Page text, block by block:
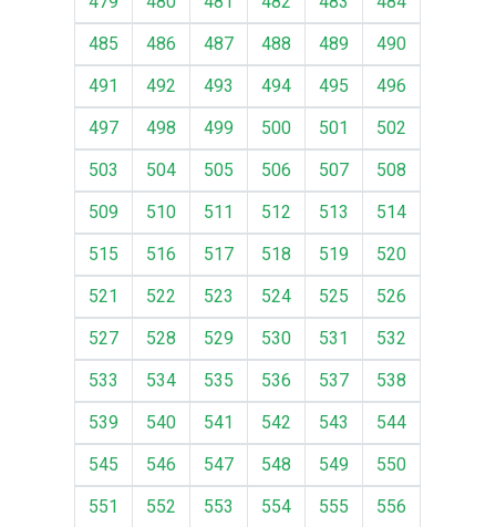
485
486 487 488 489
490
491
492 493 494 495
496
497
498 499 500 501
502
503
504 505 506 507
508
509
510 511 512 513
514
515
516 517 518 519
520
521
522 523 524 525
526
527
528 529 530 531
532
533
534 535 536 537
538
539
540 541 542 543
544
545
546 547 548 549
550
551
552 553 554 555
556